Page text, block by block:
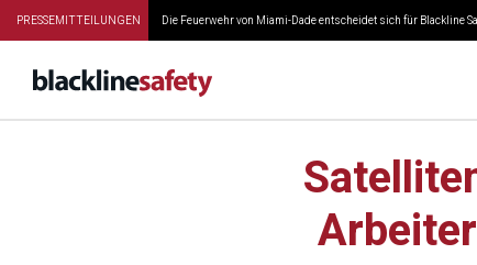
PRESSEMITTEILUNGEN Die Feuerwehr von Miami-Dade entscheidet sich für Blackline